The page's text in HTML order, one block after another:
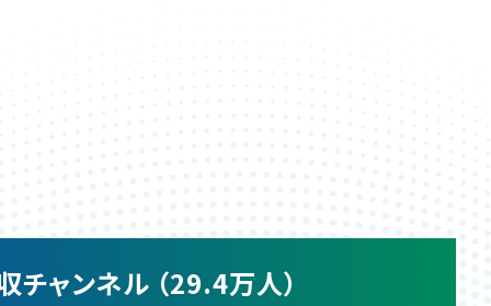
チャンネル （29.4万人）